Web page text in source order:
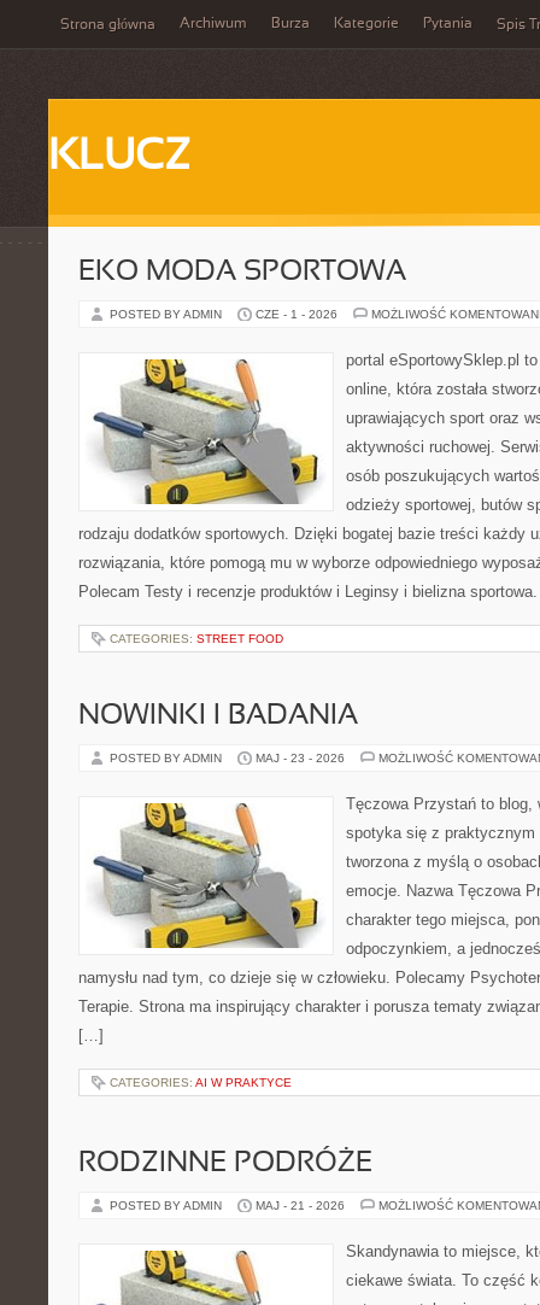
Strona główna Archiwum Burza Kategorie Pytania Spis
KLUCZ
EKO MODA SPORTOWA
POSTED BY ADMIN CZE - 1 - 2026 MOŻLIWOŚĆ
portal eSportowySklep.pl
online, która została
uprawiających sport oraz
aktywności ruchowej.
osób poszukujących
odzieży sportowej, butów
rodzaju dodatków sportowych. Dzięki bogatej bazie treści każdy
rozwiązania, które pomogą mu w wyborze odpowiedniego
Polecam Testy i recenzje produktów i Leginsy i bielizna
CATEGORIES: STREET FOOD
NOWINKI I BADANIA
POSTED BY ADMIN MAJ - 23 - 2026 MOŻLIWOŚĆ
Tęczowa Przystań to
spotyka się z praktycznym
tworzona z myślą o
emocje. Nazwa Tęczowa
charakter tego miejsca,
odpoczynkiem, a
namysłu nad tym, co dzieje się w człowieku. Polecamy
Terapie. Strona ma inspirujący charakter i porusza tematy
[…]
CATEGORIES: AI W PRAKTYCE
RODZINNE PODRÓŻE
POSTED BY ADMIN MAJ - 21 - 2026 MOŻLIWOŚĆ
Skandynawia to miejsce,
ciekawe świata. To część